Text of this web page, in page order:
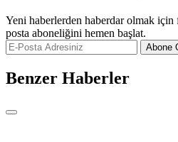
Yeni haberlerden haberdar olmak için
posta aboneliğini hemen başlat.
Abone
Benzer Haberler